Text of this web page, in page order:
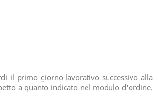
il primo giorno lavorativo successivo alla
a quanto indicato nel modulo d'ordine.